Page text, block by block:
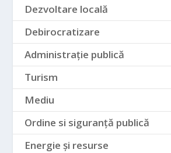
Dezvoltare locală
Debirocratizare
Administrație publică
Turism
Mediu
Ordine si siguranță publică
Energie și resurse